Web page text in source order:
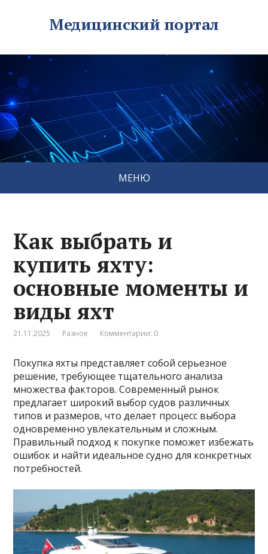
Медицинский портал
МЕНЮ
Как выбрать и
купить яхту:
основные моменты и
виды яхт
21.11.2025 Разное Комментарии: 0
Покупка яхты представляет собой серьезное
решение, требующее тщательного анализа
множества факторов. Современный рынок
предлагает широкий выбор судов различных
типов и размеров, что делает процесс выбора
одновременно увлекательным и сложным.
Правильный подход к покупке поможет избежать
ошибок и найти идеальное судно для конкретных
потребностей.